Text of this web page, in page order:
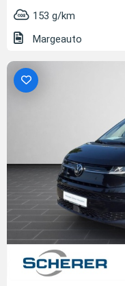
153 g/km
Margeauto